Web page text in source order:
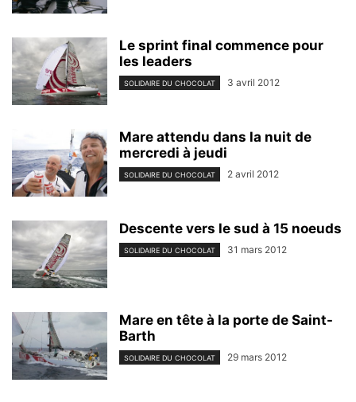
Le sprint final commence pour
les leaders
SOLIDAIRE DU CHOCOLAT 3 avril 2012
Mare attendu dans la nuit de
mercredi à jeudi
SOLIDAIRE DU CHOCOLAT 2 avril 2012
Descente vers le sud à 15 noeuds
SOLIDAIRE DU CHOCOLAT 31 mars 2012
Mare en tête à la porte de Saint-
Barth
SOLIDAIRE DU CHOCOLAT 29 mars 2012